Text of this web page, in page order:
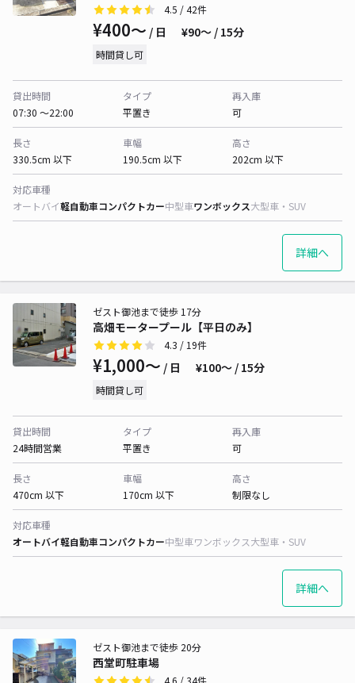
4.5 / 42件
¥400〜 / 日 ¥90〜 / 15分
時間貸し可
貸出時間
07:30 〜22:00
タイプ
平置き
再入庫
可
長さ
330.5cm 以下
車幅
190.5cm 以下
高さ
202cm 以下
対応車種
オートバイ軽自動車コンパクトカー中型車ワンボックス大型車・SUV
詳細へ
高畑モータープール【平日のみ】
ゼスト御池まで徒歩 17分
4.3 / 19件
¥1,000〜 / 日 ¥100〜 / 15分
時間貸し可
貸出時間
24時間営業
タイプ
平置き
再入庫
可
長さ
470cm 以下
車幅
170cm 以下
高さ
制限なし
対応車種
オートバイ軽自動車コンパクトカー中型車ワンボックス大型車・SUV
詳細へ
西堂町駐車場
ゼスト御池まで徒歩 20分
4.6 / 34件